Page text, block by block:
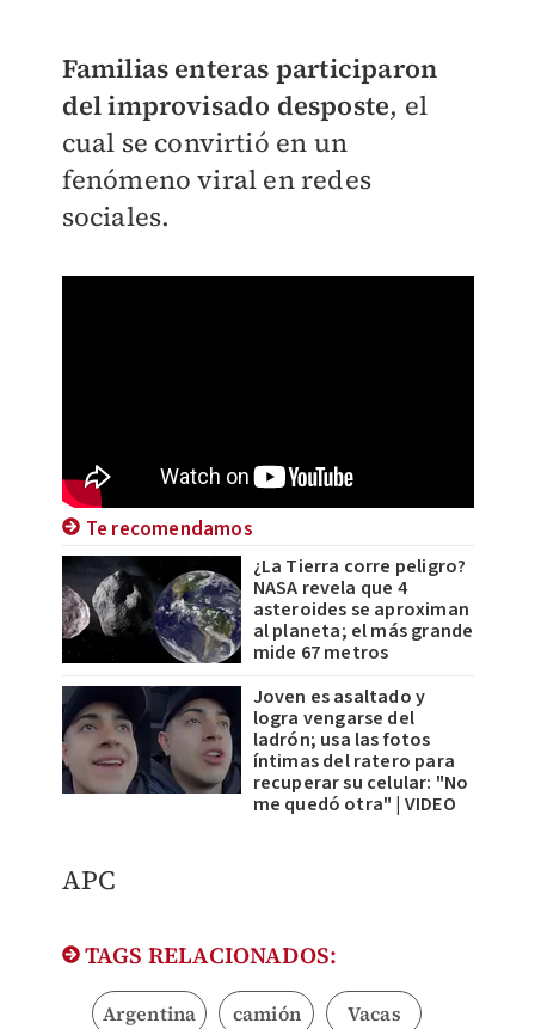
Familias enteras participaron
del improvisado desposte, el
cual se convirtió en un
fenómeno viral en redes
sociales.
Te recomendamos
¿La Tierra corre peligro?
NASA revela que 4
asteroides se aproximan
al planeta; el más grande
mide 67 metros
Joven es asaltado y
logra vengarse del
ladrón; usa las fotos
íntimas del ratero para
recuperar su celular: "No
me quedó otra" | VIDEO
APC
TAGS RELACIONADOS:
Argentina camión Vacas